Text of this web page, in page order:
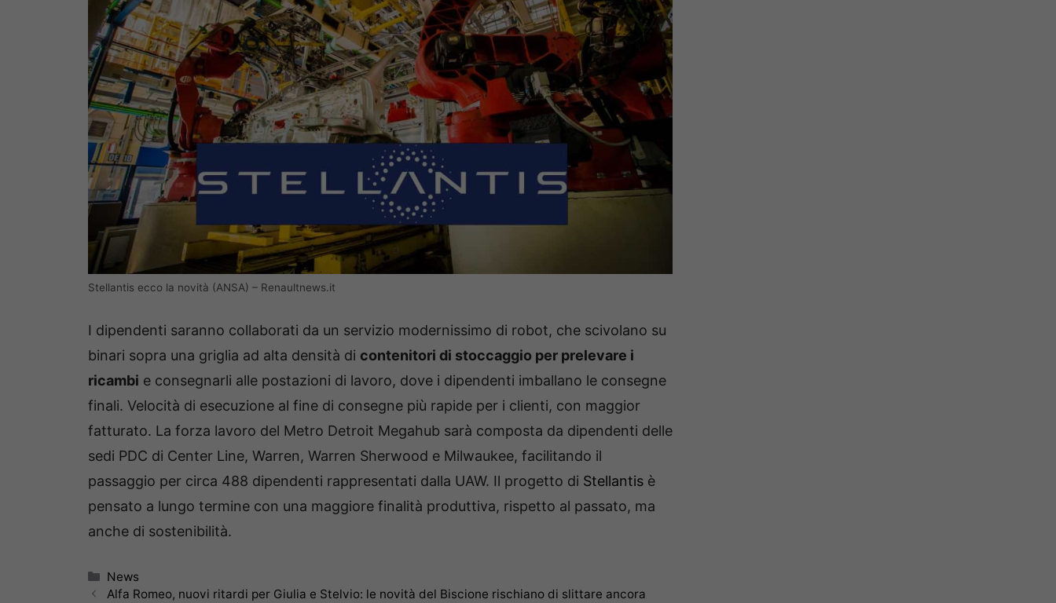
Stellantis ecco la novità (ANSA) – Renaultnews.it
I dipendenti saranno collaborati da un servizio modernissimo di robot, che scivolano su
binari sopra una griglia ad alta densità di contenitori di stoccaggio per prelevare i
ricambi e consegnarli alle postazioni di lavoro, dove i dipendenti imballano le consegne
finali. Velocità di esecuzione al fine di consegne più rapide per i clienti, con maggior
fatturato. La forza lavoro del Metro Detroit Megahub sarà composta da dipendenti delle
sedi PDC di Center Line, Warren, Warren Sherwood e Milwaukee, facilitando il
passaggio per circa 488 dipendenti rappresentati dalla UAW. Il progetto di Stellantis è
pensato a lungo termine con una maggiore finalità produttiva, rispetto al passato, ma
anche di sostenibilità.
Categorie
News
Alfa Romeo, nuovi ritardi per Giulia e Stelvio: le novità del Biscione rischiano di slittare ancora